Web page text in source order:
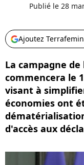
Publié le 28
Ajoutez
La campagne
commencera le
visant à
économies ont
d'accès aux